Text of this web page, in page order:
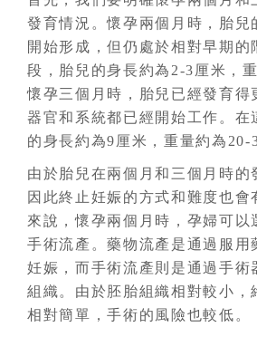
發育情況。懷孕兩個月時，胎兒
開始形成，但仍處於相對早期的
段，胎兒的身長約為2-3厘米，
懷孕三個月時，胎兒已經發育得
器官和系統都已經開始工作。在
的身長約為9厘米，重量約為20-
由於胎兒在兩個月和三個月時的
因此終止妊娠的方式和難度也會
來說，懷孕兩個月時，孕婦可以
手術流產。藥物流產是通過服用
妊娠，而手術流產則是通過手術
組織。由於胚胎組織相對較小，
相對簡單，手術的風險也較低。